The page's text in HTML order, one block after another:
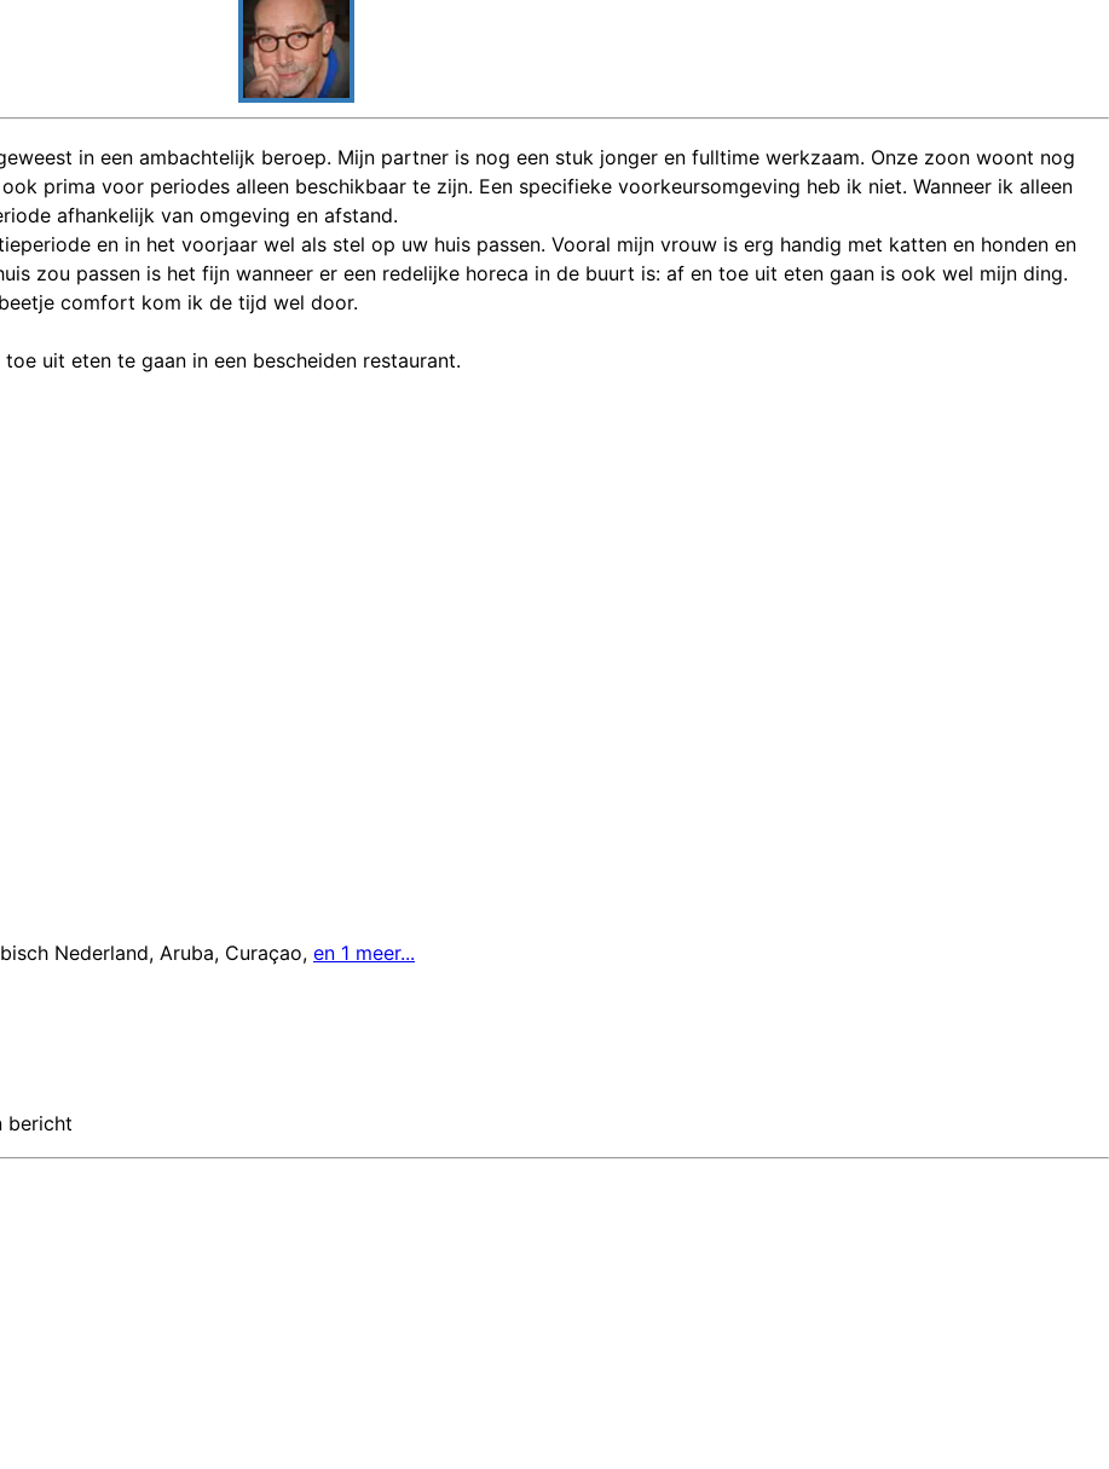
in een ambachtelijk beroep. Mijn partner is nog een stuk jonger en fulltime werkzaam. Onze zoon woont nog
prima voor periodes alleen beschikbaar te zijn. Een specifieke voorkeursomgeving heb ik niet. Wanneer ik alleen
afhankelijk van omgeving en afstand.
en in het voorjaar wel als stel op uw huis passen. Vooral mijn vrouw is erg handig met katten en honden en
zou passen is het fijn wanneer er een redelijke horeca in de buurt is: af en toe uit eten gaan is ook wel mijn ding.
comfort kom ik de tijd wel door.
uit eten te gaan in een bescheiden restaurant.
Nederland, Aruba, Curaçao, en 1 meer...
bericht